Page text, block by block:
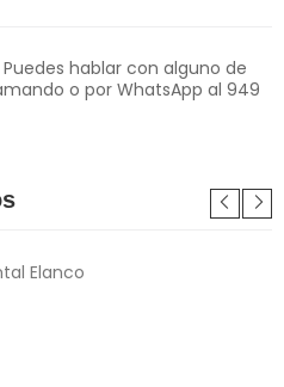
hablar con alguno de
o por WhatsApp al 949
Elanco